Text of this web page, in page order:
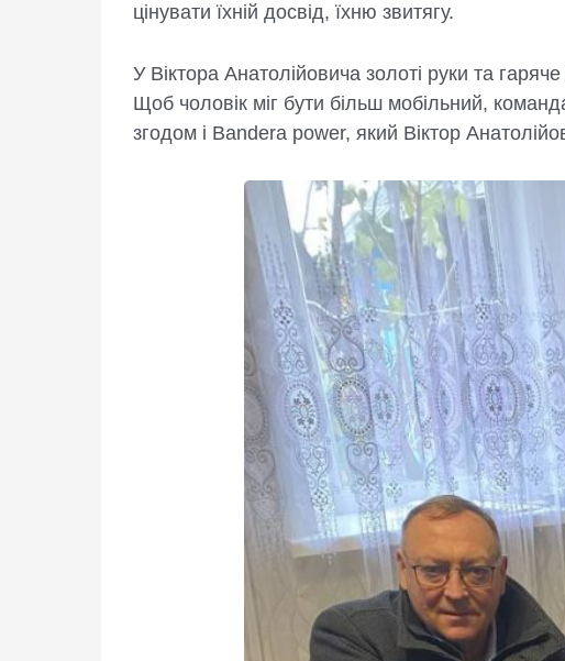
цінувати їхній досвід, їхню звитягу.
У Віктора Анатолійовича золоті руки та
Щоб чоловік міг бути більш мобільний,
згодом і Bandera power, який Віктор